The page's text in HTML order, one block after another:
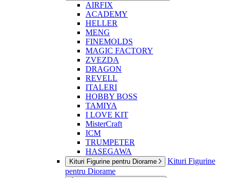
AIRFIX
ACADEMY
HELLER
MENG
FINEMOLDS
MAGIC FACTORY
ZVEZDA
DRAGON
REVELL
ITALERI
HOBBY BOSS
TAMIYA
I LOVE KIT
MisterCraft
ICM
TRUMPETER
HASEGAWA
Kituri Figurine pentru Diorame
Kituri Figurine
pentru Diorame